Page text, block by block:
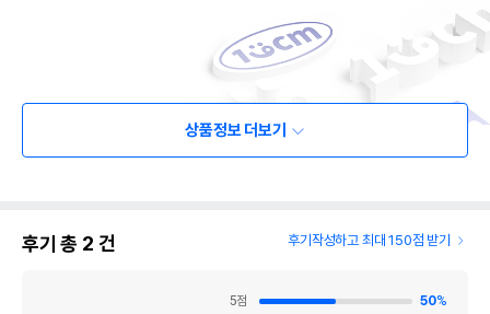
상품정보 더보기
후기 총 2 건 후기작성하고 최대 150점 받기
5점 50%